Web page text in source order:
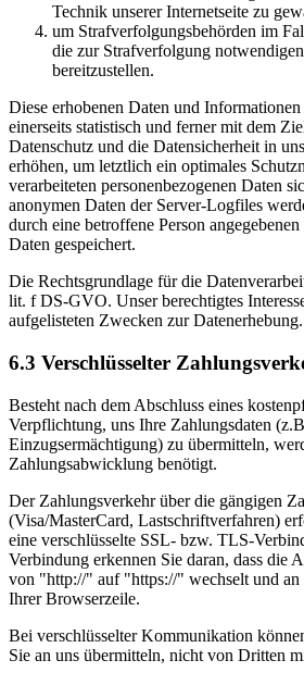
Technik unserer Internetseite zu
um Strafverfolgungsbehörden im
die zur Strafverfolgung
bereitzustellen.
Diese erhobenen Daten und
einerseits statistisch und ferner mit dem
Datenschutz und die Datensicherheit in
erhöhen, um letztlich ein optimales
verarbeiteten personenbezogenen Daten
anonymen Daten der Server-Logfiles
durch eine betroffene Person angegebenen
Daten gespeichert.
Die Rechtsgrundlage für die
lit. f DS-GVO. Unser berechtigtes
aufgelisteten Zwecken zur Datenerhebung.
6.3 Verschlüsselter
Besteht nach dem Abschluss eines
Verpflichtung, uns Ihre Zahlungsdaten
Einzugsermächtigung) zu übermitteln,
Zahlungsabwicklung benötigt.
Der Zahlungsverkehr über die gängigen
(Visa/MasterCard, Lastschriftverfahren)
eine verschlüsselte SSL- bzw. TLS-
Verbindung erkennen Sie daran, dass die
von "http://" auf "https://" wechselt und an
Ihrer Browserzeile.
Bei verschlüsselter Kommunikation
Sie an uns übermitteln, nicht von Dritten